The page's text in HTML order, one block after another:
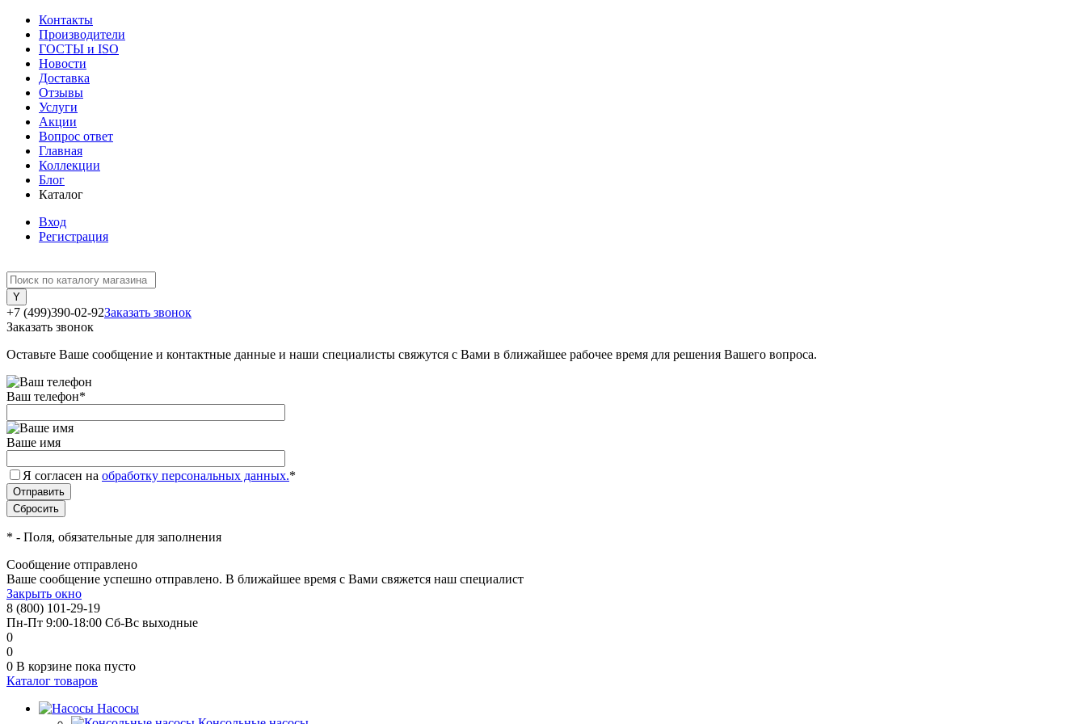
Контакты
Производители
ГОСТЫ и ISO
Новости
Доставка
Отзывы
Услуги
Акции
Вопрос ответ
Главная
Коллекции
Блог
Каталог
Вход
Регистрация
+7 (499)390-02-92Заказать звонок
Заказать звонок
Оставьте Ваше сообщение и контактные данные и наши специалисты свяжутся с Вами в ближайшее рабочее время для решения Вашего вопроса.
Ваш телефон*
Ваше имя
Я согласен на обработку персональных данных.*
* - Поля, обязательные для заполнения
Сообщение отправлено
Ваше сообщение успешно отправлено. В ближайшее время с Вами свяжется наш специалист
Закрыть окно
8 (800) 101-29-19
Пн-Пт 9:00-18:00 Сб-Вс выходные
0
0
0 В корзине пока пусто
Каталог товаров
Насосы